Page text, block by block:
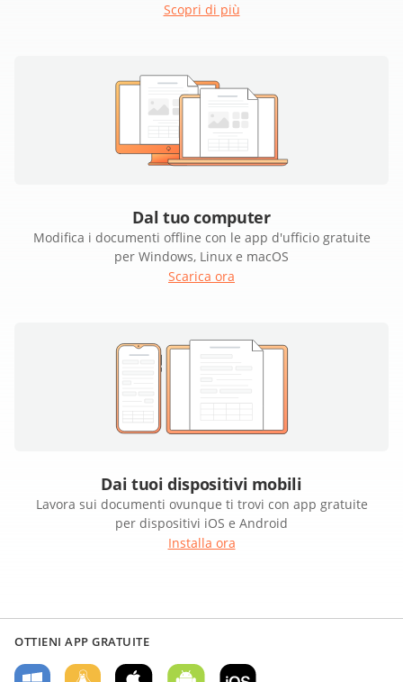
Scopri di più
Dal tuo computer
Modifica i documenti offline con le app d'ufficio gratuite
per Windows, Linux e macOS
Scarica ora
Dai tuoi dispositivi mobili
Lavora sui documenti ovunque ti trovi con app gratuite
per dispositivi iOS e Android
Installa ora
OTTIENI APP GRATUITE